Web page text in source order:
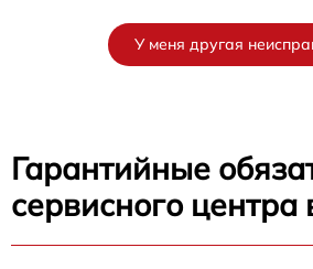
У меня другая
Гарантийные
сервисного центра